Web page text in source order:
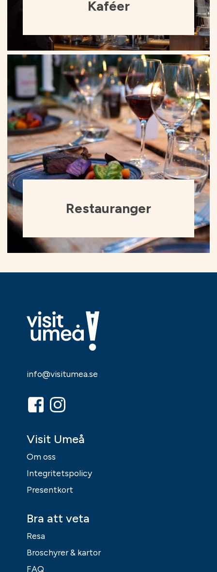
Kaféer
Restauranger
info@visitumea.se
Visit Umeå
Om oss
Integritetspolicy
Presentkort
Bra att veta
Resa
Broschyrer & kartor
FAQ